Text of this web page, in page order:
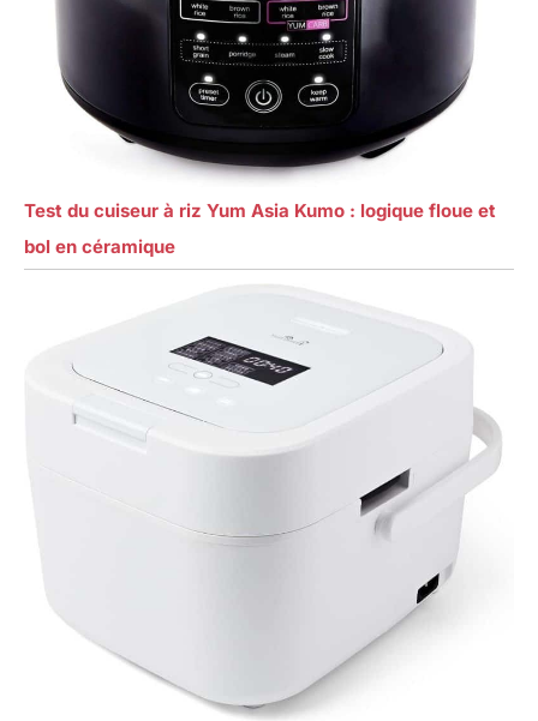
Test du cuiseur à riz Yum Asia Kumo : logique floue et
bol en céramique